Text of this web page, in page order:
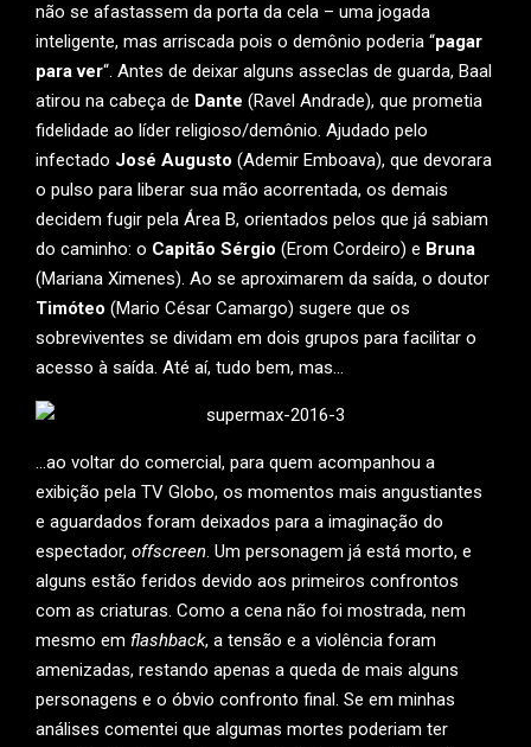
não se afastassem da porta da cela – uma jogada
inteligente, mas arriscada pois o demônio poderia “pagar
para ver“. Antes de deixar alguns asseclas de guarda, Baal
atirou na cabeça de Dante (Ravel Andrade), que prometia
fidelidade ao líder religioso/demônio. Ajudado pelo
infectado José Augusto (Ademir Emboava), que devorara
o pulso para liberar sua mão acorrentada, os demais
decidem fugir pela Área B, orientados pelos que já sabiam
do caminho: o Capitão Sérgio (Erom Cordeiro) e Bruna
(Mariana Ximenes). Ao se aproximarem da saída, o doutor
Timóteo (Mario César Camargo) sugere que os
sobreviventes se dividam em dois grupos para facilitar o
acesso à saída. Até aí, tudo bem, mas…
…ao voltar do comercial, para quem acompanhou a
exibição pela TV Globo, os momentos mais angustiantes
e aguardados foram deixados para a imaginação do
espectador, offscreen. Um personagem já está morto, e
alguns estão feridos devido aos primeiros confrontos
com as criaturas. Como a cena não foi mostrada, nem
mesmo em flashback, a tensão e a violência foram
amenizadas, restando apenas a queda de mais alguns
personagens e o óbvio confronto final. Se em minhas
análises comentei que algumas mortes poderiam ter